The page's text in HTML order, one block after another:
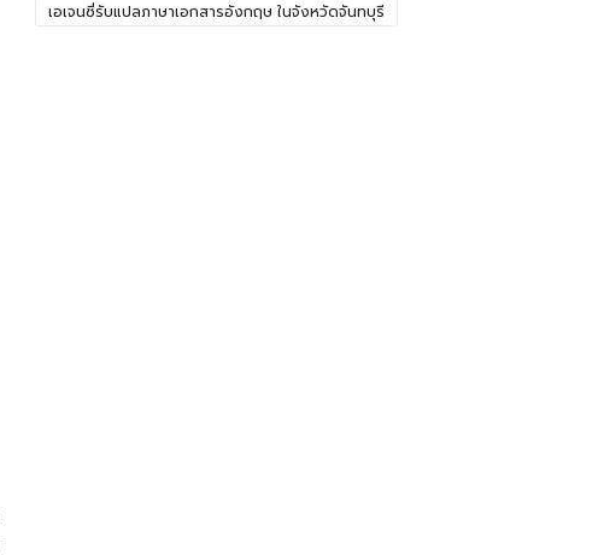
เอเจนซี่รับแปลภาษาเอกสารอังกฤษ ในจังหวัดจันทบุรี